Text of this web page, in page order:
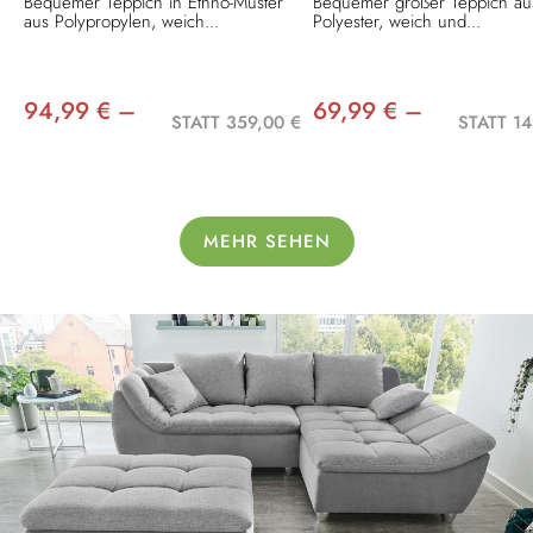
aus Polypropylen, weich...
94,99 € – STATT 359,00 €
Polyester, weich und...
69,99 € – STATT
MEHR SEHEN